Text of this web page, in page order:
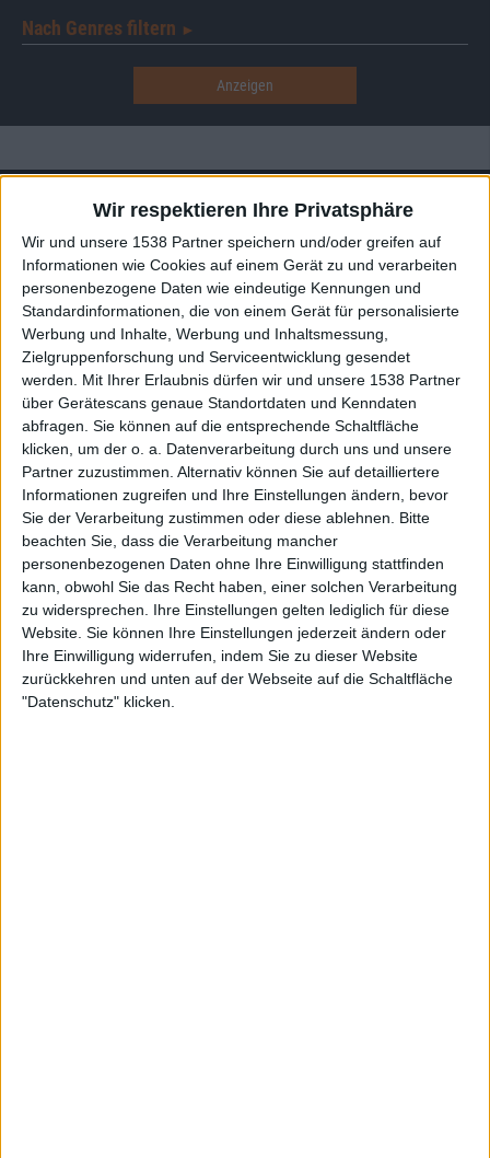
Wir respektieren Ihre Privatsphäre
Wir und unsere 1538 Partner speichern und/oder greifen auf
Informationen wie Cookies auf einem Gerät zu und verarbeiten
personenbezogene Daten wie eindeutige Kennungen und
Standardinformationen, die von einem Gerät für personalisierte
Werbung und Inhalte, Werbung und Inhaltsmessung,
Zielgruppenforschung und Serviceentwicklung gesendet
werden.
Mit Ihrer Erlaubnis dürfen wir und unsere 1538 Partner
über Gerätescans genaue Standortdaten und Kenndaten
abfragen. Sie können auf die entsprechende Schaltfläche
klicken, um der o. a. Datenverarbeitung durch uns und unsere
Partner zuzustimmen. Alternativ können Sie auf detailliertere
Informationen zugreifen und Ihre Einstellungen ändern, bevor
Sie der Verarbeitung zustimmen oder diese ablehnen.
Bitte
beachten Sie, dass die Verarbeitung mancher
personenbezogenen Daten ohne Ihre Einwilligung stattfinden
kann, obwohl Sie das Recht haben, einer solchen Verarbeitung
zu widersprechen. Ihre Einstellungen gelten lediglich für diese
Website. Sie können Ihre Einstellungen jederzeit ändern oder
Ihre Einwilligung widerrufen, indem Sie zu dieser Website
zurückkehren und unten auf der Webseite auf die Schaltfläche
"Datenschutz" klicken.
Nach Genres filtern ►︎
6/10
Tabernis
Seasons Of The Dark
Hive
Konzertberichte mit Tabernis